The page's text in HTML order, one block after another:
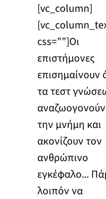
[vc_column]
css=””]Οι
επιστήμονες
επισημαίνουν
τα τεστ
αναζωογονούν
την μνήμη και
ακονίζουν τον
ανθρώπινο
εγκέφαλο...
λοιπόν να